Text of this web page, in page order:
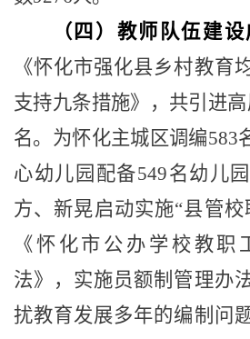
（四）教师队伍建设
《怀化市强化县乡村教育
支持九条措施》，共引进
名。为怀化主城区调编583
心幼儿园配备549名幼儿
方、新晃启动实施“县管校
《怀化市公办学校教职
法》，实施员额制管理办
扰教育发展多年的编制问